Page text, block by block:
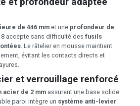
de 446 mmet une profondeur de
8 accepte sans difficulté des fusils
. Le râtelier en mousse maintient
évitant les contacts directs et
et verrouillage renforcé
acier de 2 mm assurent une base solide
paroi intègre un système anti-levier